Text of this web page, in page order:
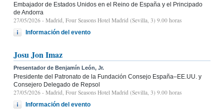
Embajador de Estados Unidos en el Reino de España y el Principado
de Andorra
27/05/2026 - Madrid, Four Seasons Hotel Madrid (Sevilla, 3) 9.00 horas
Información del evento
Josu Jon Imaz
Presentador de Benjamín León, Jr.
Presidente del Patronato de la Fundación Consejo España–EE.UU. y
Consejero Delegado de Repsol
27/05/2026 - Madrid, Four Seasons Hotel Madrid (Sevilla, 3) 9.00 horas
Información del evento